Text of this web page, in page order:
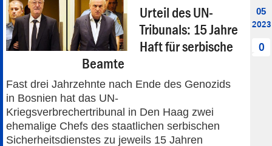
Urteil des UN-
Tribunals: 15 Jahre
Haft für serbische
Beamte
Fast drei Jahrzehnte nach Ende des Genozids
in Bosnien hat das UN-
Kriegsverbrechertribunal in Den Haag zwei
ehemalige Chefs des staatlichen serbischen
Sicherheitsdienstes zu jeweils 15 Jahren
05
2023
0